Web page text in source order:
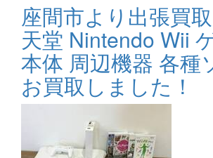
座間市より出張買
天堂 Nintendo Wii
本体 周辺機器 各種
お買取しました！